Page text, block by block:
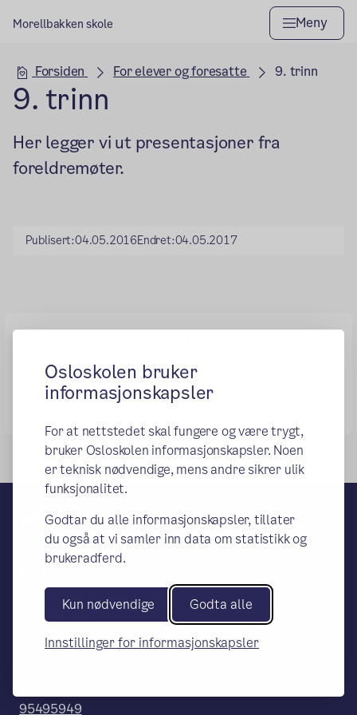
Osloskolen bruker
informasjonskapsler
For at nettstedet skal fungere og være trygt,
bruker Osloskolen informasjonskapsler. Noen
er teknisk nødvendige, mens andre sikrer ulik
funksjonalitet.
Godtar du alle informasjonskapsler, tillater
du også at vi samler inn data om statistikk og
brukeradferd.
Kun nødvendige Godta alle
Innstillinger for informasjonskapsler
Morellbakken skole Meny
Hovedseksjon
Forsiden For elever og foresatte 9. trinn
9. trinn
Her legger vi ut presentasjoner fra
foreldremøter.
Publisert:04.05.2016Endret:04.05.2017
Foreldremøte 9.tr høst 2022.pdf
Gode råd til tenåringsforeldre.pdf
Morellbakken skole
– en del av Osloskolen
Morells vei 20, 0487 Oslo
Postadresse:
Morellbakken skole, Postboks 6127
95495949